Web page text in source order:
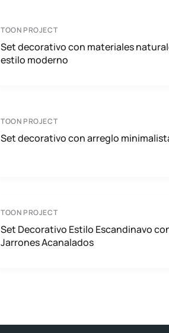
TOON PROJECT
Set decorativo con materiales
estilo moderno
TOON PROJECT
Set decorativo con arreglo
TOON PROJECT
Set Decorativo Estilo Escandinavo
Jarrones Acanalados